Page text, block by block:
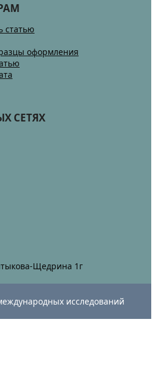
статью
оформления
СЕТЯХ
Щедрина 1г
исследований